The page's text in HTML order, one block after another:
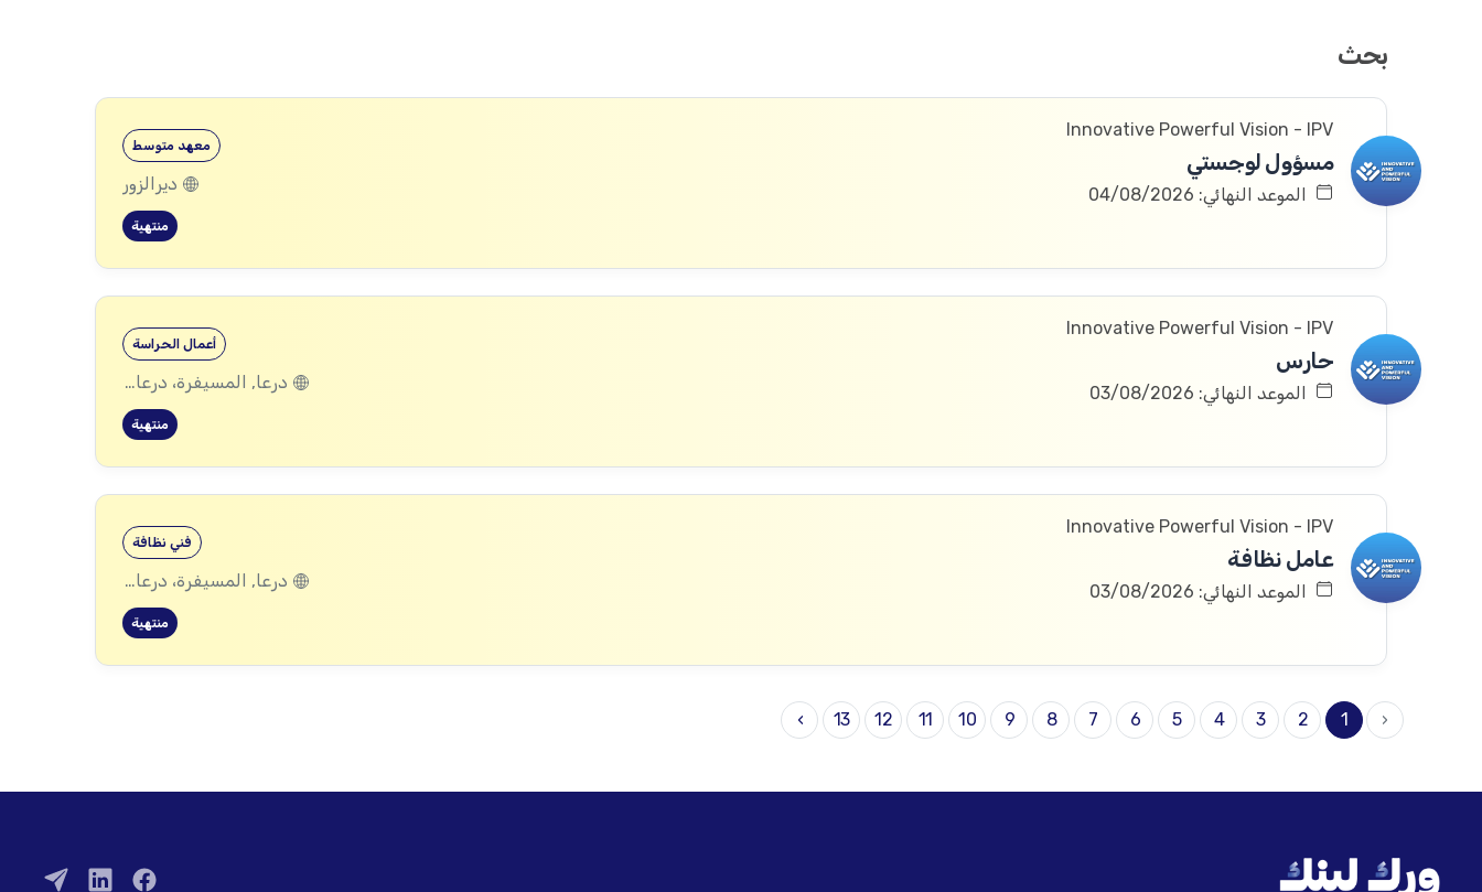
بحث
Innovative Powerful Vision - IPV
مسؤول لوجستي
الموعد النهائي: 04/08/2026
معهد متوسط
ديرالزور
منتهية
Innovative Powerful Vision - IPV
حارس
الموعد النهائي: 03/08/2026
أعمال الحراسة
درعا, المسيفرة، درعا, الجيزة، درعا, بصر الحرير، درعا
منتهية
Innovative Powerful Vision - IPV
عامل نظافة
الموعد النهائي: 03/08/2026
فني نظافة
درعا, المسيفرة، درعا, الجيزة، درعا, بصر الحرير، درعا
منتهية
‹
1
2
3
4
5
6
7
8
9
10
11
12
13
›